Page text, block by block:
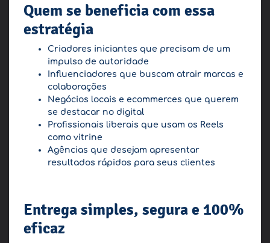
Quem se beneficia com essa
estratégia
Criadores iniciantes que precisam de um
impulso de autoridade
Influenciadores que buscam atrair marcas e
colaborações
Negócios locais e ecommerces que querem
se destacar no digital
Profissionais liberais que usam os Reels
como vitrine
Agências que desejam apresentar
resultados rápidos para seus clientes
Entrega simples, segura e 100%
eficaz